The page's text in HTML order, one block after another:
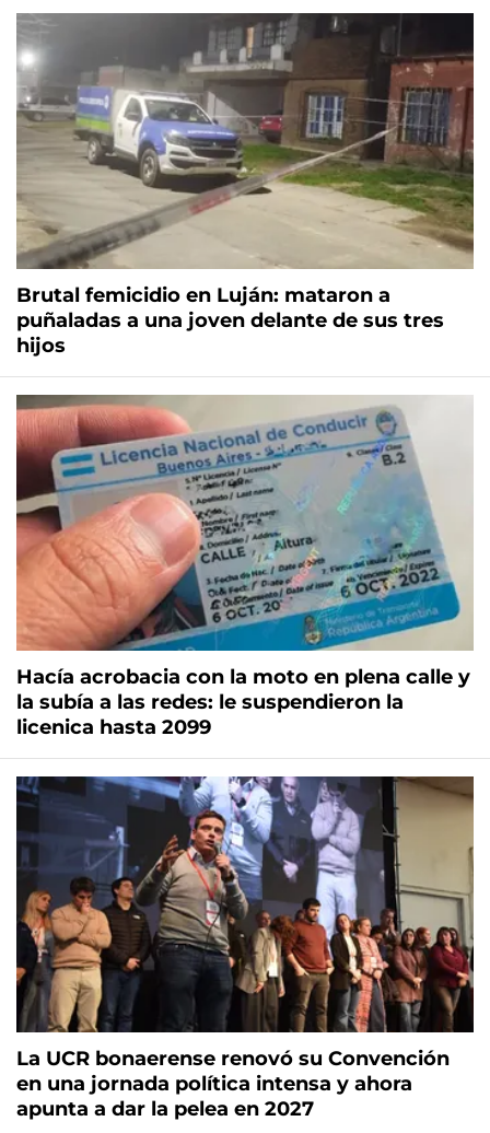
Brutal femicidio en Luján: mataron a
puñaladas a una joven delante de sus tres
hijos
Hacía acrobacia con la moto en plena calle y
la subía a las redes: le suspendieron la
licenica hasta 2099
La UCR bonaerense renovó su Convención
en una jornada política intensa y ahora
apunta a dar la pelea en 2027